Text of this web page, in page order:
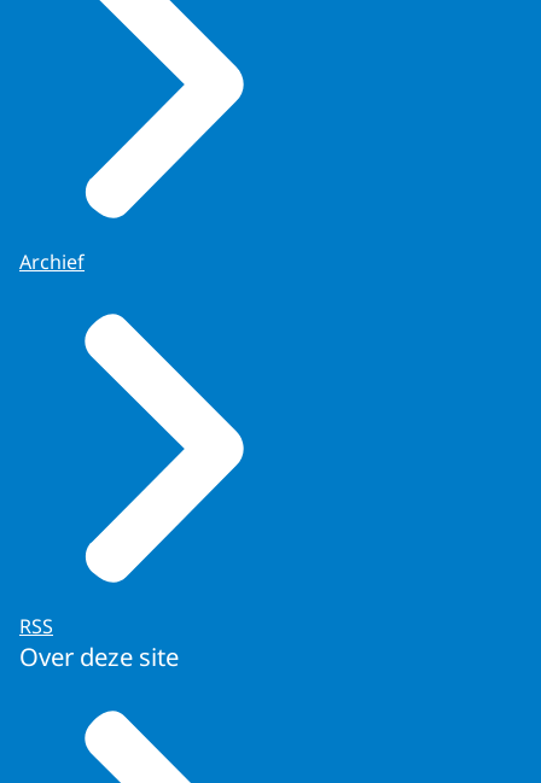
Archief
RSS
Over deze site